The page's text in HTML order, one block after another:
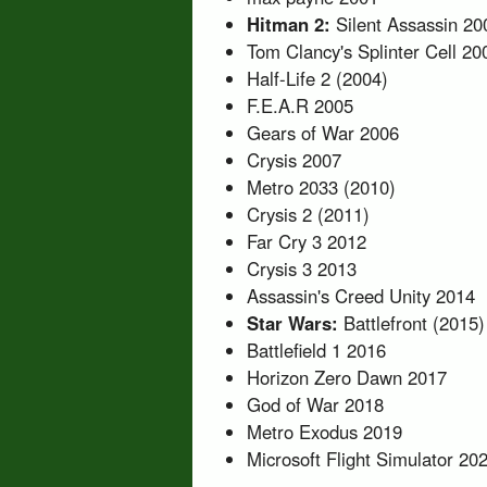
Hitman 2: Silent Assassin
Tom Clancy's Splinter Cell
Half-Life 2 (2004)
F.E.A.R 2005
Gears of War 2006
Crysis 2007
Metro 2033 (2010)
Crysis 2 (2011)
Far Cry 3 2012
Crysis 3 2013
Assassin's Creed Unity 2014
Star Wars: Battlefront (2015)
Battlefield 1 2016
Horizon Zero Dawn 2017
God of War 2018
Metro Exodus 2019
Microsoft Flight Simulator